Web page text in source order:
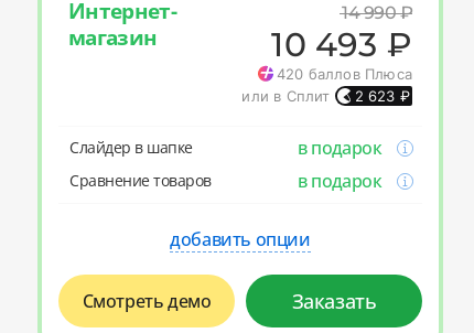
Интернет-
магазин
14 990₽
10 493 ₽
420 баллов Плюса
или в Сплит
2 623 ₽
Слайдер в шапке в подарок
Cравнение товаров в подарок
добавить опции
Смотреть демо Заказать